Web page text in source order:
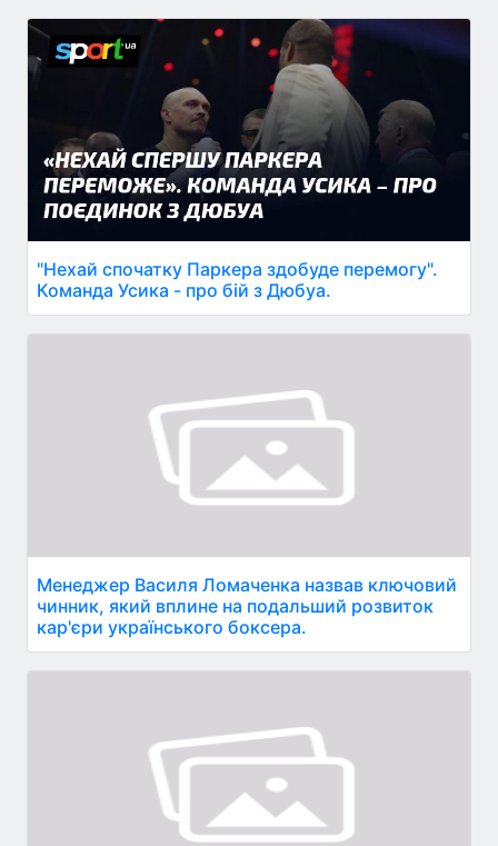
"Нехай спочатку Паркера здобуде перемогу".
Команда Усика - про бій з Дюбуа.
Менеджер Василя Ломаченка назвав ключовий
чинник, який вплине на подальший розвиток
кар'єри українського боксера.